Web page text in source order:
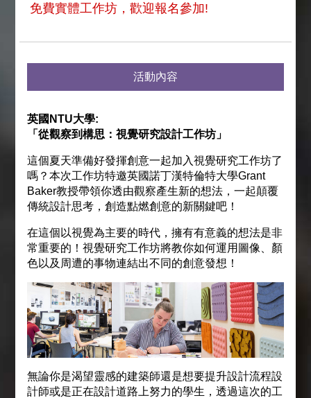
免費實體工作坊，歡迎報名參加!
活動內容
英國NTU大學:
「從觀察到構思：視覺研究設計工作坊」
這個夏天準備好發揮創意一起加入視覺研究工作坊了
嗎？本次工作坊特邀英國諾丁漢特倫特大學Grant
Baker教授帶領你透由觀察產生新的想法，一起顛覆
傳統設計思考，創造點燃創意的新關鍵吧！
在這個以視覺為主要的時代，擁有有意義的想法是非
常重要的！視覺研究工作坊將教你如何運用圖像、顏
色以及周遭的事物連結出不同的創意發想！
無論你是渴望靈感的建築師還是想要提升設計流程設
計師或是正在設計道路上努力的學生，透過這次的工